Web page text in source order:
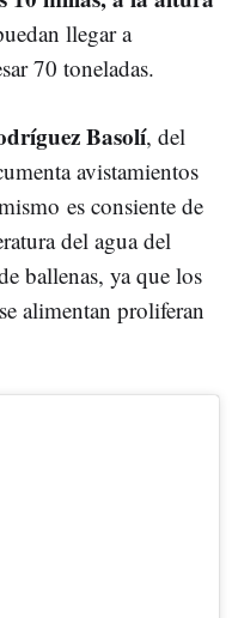
llegar a
70 toneladas.
Basolí, del
avistamientos
es consiente de
del agua del
ballenas, ya que los
alimentan proliferan